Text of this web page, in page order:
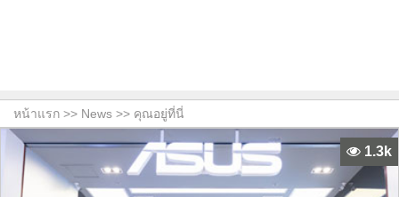
หน้าแรก >> News >> คุณอยู่ที่นี่
1.3k